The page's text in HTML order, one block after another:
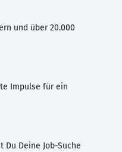
und über 20.000
Impulse für ein
Deine Job-Suche